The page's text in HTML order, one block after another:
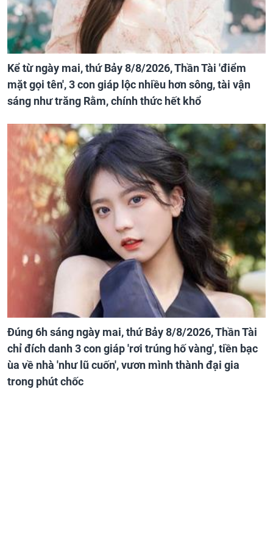
Kể từ ngày mai, thứ Bảy 8/8/2026, Thần Tài 'điểm
mặt gọi tên', 3 con giáp lộc nhiều hơn sông, tài vận
sáng như trăng Rằm, chính thức hết khổ
Đúng 6h sáng ngày mai, thứ Bảy 8/8/2026, Thần Tài
chỉ đích danh 3 con giáp 'rơi trúng hố vàng', tiền bạc
ùa về nhà 'như lũ cuốn', vươn mình thành đại gia
trong phút chốc